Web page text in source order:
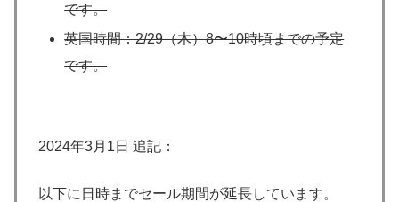
です。
英国時間：2/29（木）8〜10時頃までの予定
です。
2024年3月1日 追記：
以下に日時までセール期間が延長しています。